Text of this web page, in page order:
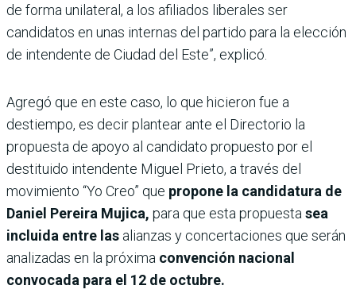
de forma unilateral, a los afiliados liberales ser
candidatos en unas internas del partido para la elección
de intendente de Ciudad del Este”, explicó.
Agregó que en este caso, lo que hicieron fue a
destiempo, es decir plantear ante el Directorio la
propuesta de apoyo al candidato propuesto por el
destituido intendente Miguel Prieto, a través del
movimiento “Yo Creo” que propone la candidatura de
Daniel Pereira Mujica, para que esta propuesta sea
incluida entre las alianzas y concertaciones que serán
analizadas en la próxima convención nacional
convocada para el 12 de octubre.